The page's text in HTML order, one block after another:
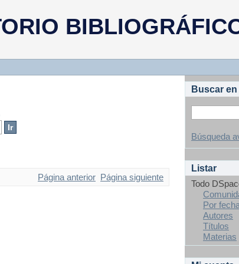
Página anterior Página siguiente
Buscar
Búsqueda
Listar
Todo
Por
Autores
Títulos
Materias